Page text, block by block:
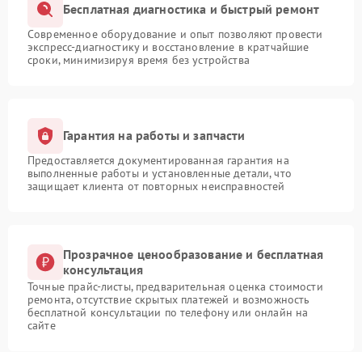
Бесплатная диагностика и быстрый ремонт
Современное оборудование и опыт позволяют провести
экспресс-диагностику и восстановление в кратчайшие
сроки, минимизируя время без устройства
Гарантия на работы и запчасти
Предоставляется документированная гарантия на
выполненные работы и установленные детали, что
защищает клиента от повторных неисправностей
Прозрачное ценообразование и бесплатная
консультация
Точные прайс-листы, предварительная оценка стоимости
ремонта, отсутствие скрытых платежей и возможность
бесплатной консультации по телефону или онлайн на
сайте